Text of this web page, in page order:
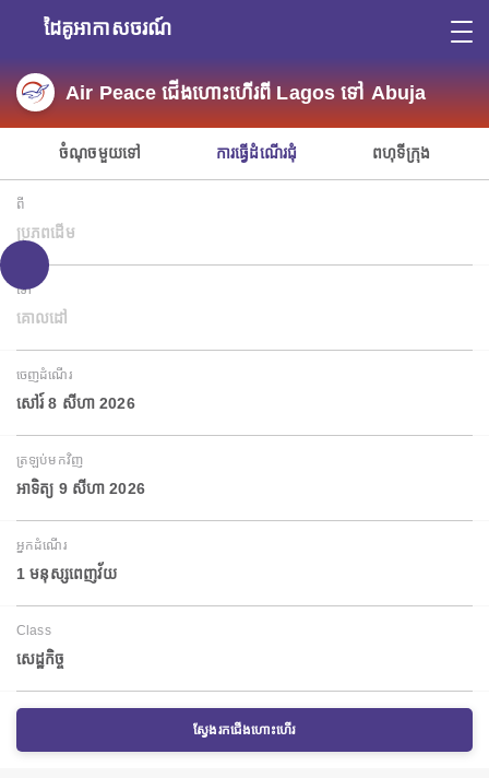
ដៃគូអាកាសចរណ៍
Air Peace ជើងហោះហើរពី Lagos ទៅ Abuja
ចំណុចមួយទៅ ការធ្វើដំណើរជុំ ពហុទីក្រុង
ពី
ប្រភពដើម
ទៅ
គោលដៅ
ចេញដំណើរ
សៅរ៍ 8 សីហា 2026
ត្រឡប់មកវិញ
អាទិត្យ 9 សីហា 2026
អ្នកដំណើរ
1 មនុស្សពេញវ័យ
Class
សេដ្ឋកិច្ច
ស្វែងរកជើងហោះហើរ